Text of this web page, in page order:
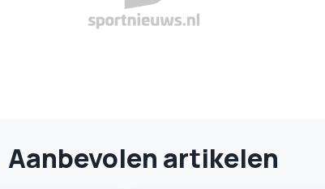
Aanbevolen artikelen